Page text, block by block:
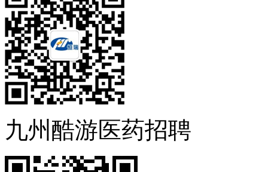
九州酷游医药招聘